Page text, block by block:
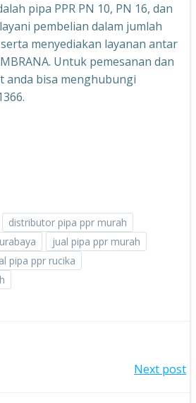
pipa PPR PN 10, PN 16, dan
pembelian dalam jumlah
menyediakan layanan antar
Untuk pemesanan dan
anda bisa menghubungi
distributor pipa ppr murah
jual pipa ppr murah
pipa ppr rucika
Next post